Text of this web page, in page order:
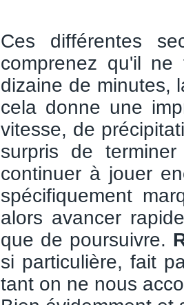
Ces différentes
comprenez qu'il ne
dizaine de minutes,
cela donne une
vitesse, de
surpris de
continuer à jouer
spécifiquement
alors avancer
que de poursuivre.
si particulière, fait
tant on ne nous